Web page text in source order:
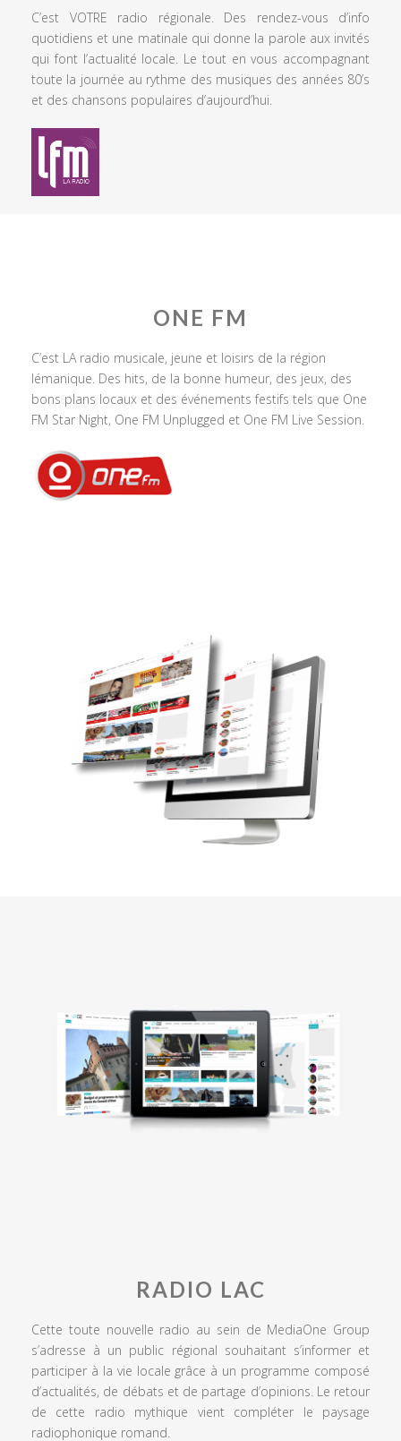
C’est VOTRE radio régionale. Des rendez-vous d’info
quotidiens et une matinale qui donne la parole aux invités
qui font l’actualité locale. Le tout en vous accompagnant
toute la journée au rythme des musiques des années 80’s
et des chansons populaires d’aujourd’hui.
ONE FM
C’est LA radio musicale, jeune et loisirs de la région
lémanique. Des hits, de la bonne humeur, des jeux, des
bons plans locaux et des événements festifs tels que One
FM Star Night, One FM Unplugged et One FM Live Session.
RADIO LAC
Cette toute nouvelle radio au sein de MediaOne Group
s’adresse à un public régional souhaitant s’informer et
participer à la vie locale grâce à un programme composé
d’actualités, de débats et de partage d’opinions. Le retour
de cette radio mythique vient compléter le paysage
radiophonique romand.